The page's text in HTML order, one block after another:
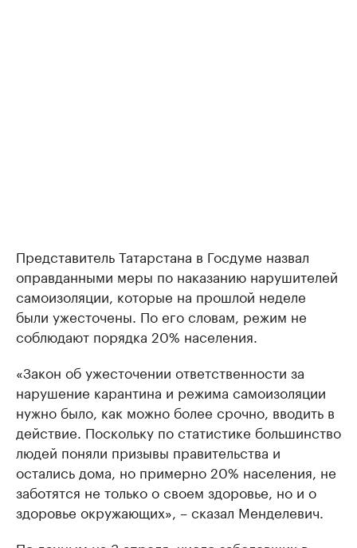
Представитель Татарстана в Госдуме назвал
оправданными меры по наказанию нарушителей
самоизоляции, которые на прошлой неделе
были ужесточены. По его словам, режим не
соблюдают порядка 20% населения.
«Закон об ужесточении ответственности за
нарушение карантина и режима самоизоляции
нужно было, как можно более срочно, вводить в
действие. Поскольку по статистике большинство
людей поняли призывы правительства и
остались дома, но примерно 20% населения, не
заботятся не только о своем здоровье, но и о
здоровье окружающих», – сказал Менделевич.